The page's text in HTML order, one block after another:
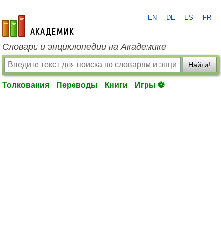
academic.ru
EN DE ES FR
Словари и энциклопедии на Академике
Найти!
Толкования Переводы Книги Игры ⚽